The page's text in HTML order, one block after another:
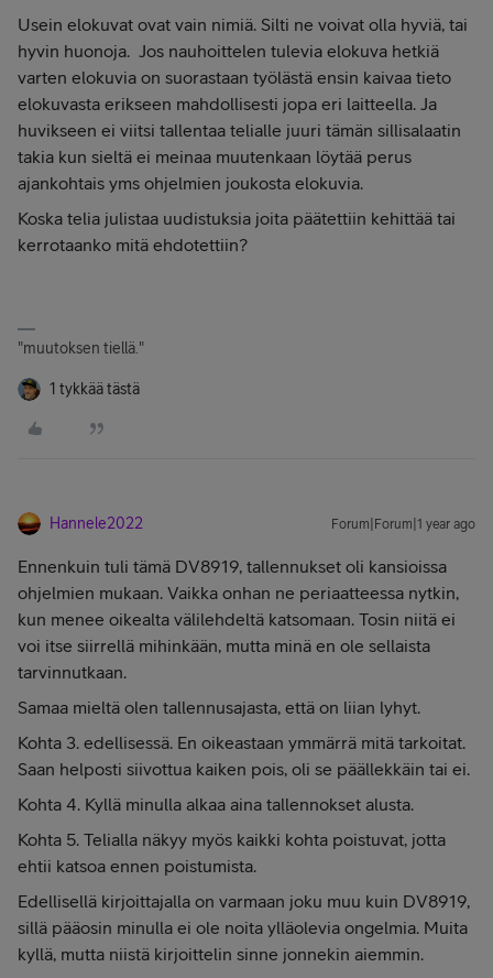
Usein elokuvat ovat vain nimiä. Silti ne voivat olla hyviä, tai
hyvin huonoja. Jos nauhoittelen tulevia elokuva hetkiä
varten elokuvia on suorastaan työlästä ensin kaivaa tieto
elokuvasta erikseen mahdollisesti jopa eri laitteella. Ja
huvikseen ei viitsi tallentaa telialle juuri tämän sillisalaatin
takia kun sieltä ei meinaa muutenkaan löytää perus
ajankohtais yms ohjelmien joukosta elokuvia.
Koska telia julistaa uudistuksia joita päätettiin kehittää tai
kerrotaanko mitä ehdotettiin?
"muutoksen tiellä."
1 tykkää tästä
Hannele2022 Forum|Forum|1 year ago
Ennenkuin tuli tämä DV8919, tallennukset oli kansioissa
ohjelmien mukaan. Vaikka onhan ne periaatteessa nytkin,
kun menee oikealta välilehdeltä katsomaan. Tosin niitä ei
voi itse siirrellä mihinkään, mutta minä en ole sellaista
tarvinnutkaan.
Samaa mieltä olen tallennusajasta, että on liian lyhyt.
Kohta 3. edellisessä. En oikeastaan ymmärrä mitä tarkoitat.
Saan helposti siivottua kaiken pois, oli se päällekkäin tai ei.
Kohta 4. Kyllä minulla alkaa aina tallennokset alusta.
Kohta 5. Telialla näkyy myös kaikki kohta poistuvat, jotta
ehtii katsoa ennen poistumista.
Edellisellä kirjoittajalla on varmaan joku muu kuin DV8919,
sillä pääosin minulla ei ole noita ylläolevia ongelmia. Muita
kyllä, mutta niistä kirjoittelin sinne jonnekin aiemmin.